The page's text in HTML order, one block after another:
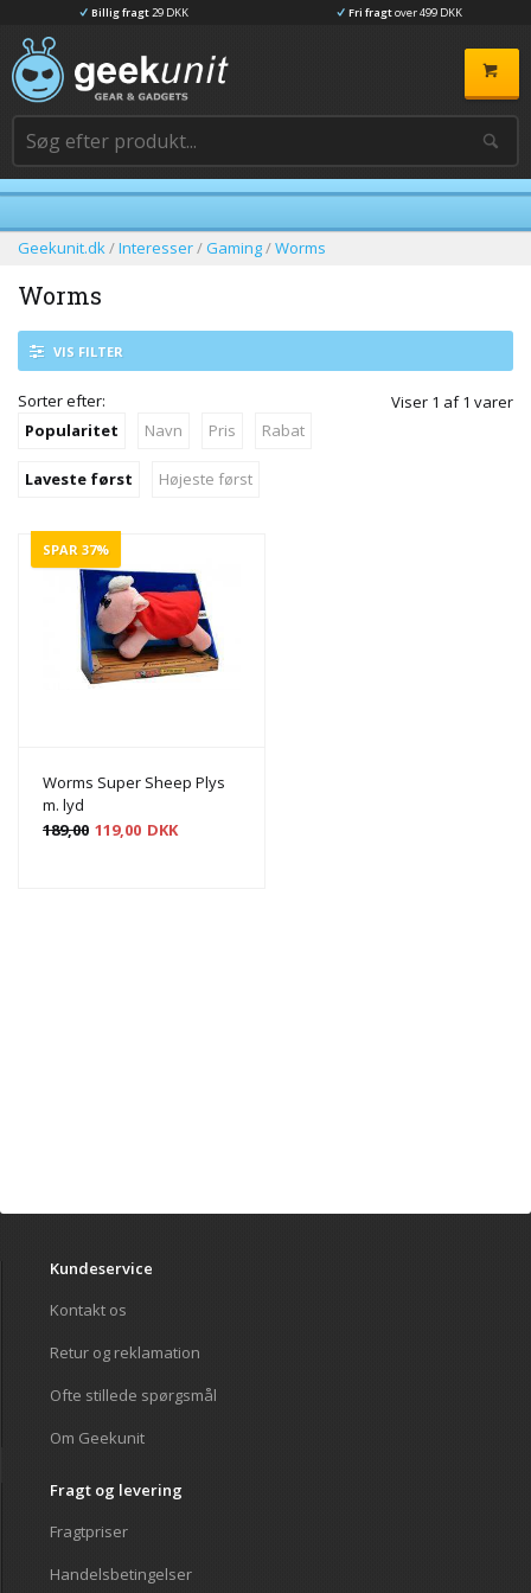
Billig fragt29 DKK Fri fragtover 499 DKK
Geekunit.dk/Interesser/Gaming/Worms
Worms
VIS FILTER
Viser 1 af1 varer
Sorter efter:
Popularitet
Navn Pris Rabat
Laveste først Højeste først
SPAR 37%
Worms Super Sheep Plys
m. lyd
189,00 119,00 DKK
Kundeservice
Kontakt os
Retur og reklamation
Ofte stillede spørgsmål
Om Geekunit
Fragt og levering
Fragtpriser
Handelsbetingelser